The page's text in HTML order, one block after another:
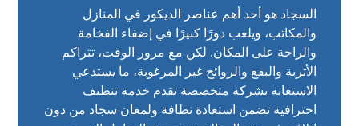
السجاد هو أحد أهم عناصر الديكور في المنازل
والمكاتب، ويلعب دورًا كبيرًا في إضفاء الفخامة
والراحة على المكان. لكن مع مرور الوقت، تتراكم
الأتربة والبقع والروائح غير المرغوبة، ما يستدعي
الاستعانة بشركة متخصصة تقدم خدمة تنظيف
احترافية تضمن استعادة نظافة ولمعان سجاد من دون